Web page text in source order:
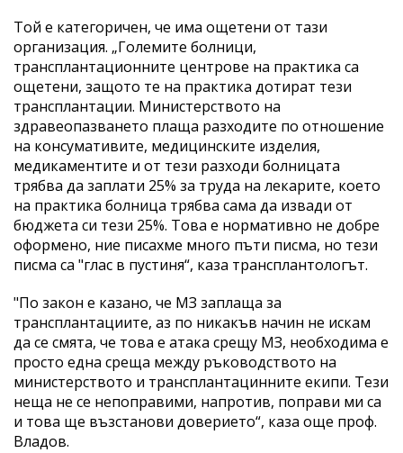
Той е категоричен, че има ощетени от тази
организация. „Големите болници,
трансплантационните центрове на практика са
ощетени, защото те на практика дотират тези
трансплантации. Министерството на
здравеопазването плаща разходите по отношение
на консумативите, медицинските изделия,
медикаментите и от тези разходи болницата
трябва да заплати 25% за труда на лекарите, което
на практика болница трябва сама да извади от
бюджета си тези 25%. Това е нормативно не добре
оформено, ние писахме много пъти писма, но тези
писма са "глас в пустиня“, каза трансплантологът.
"По закон е казано, че МЗ заплаща за
трансплантациите, аз по никакъв начин не искам
да се смята, че това е атака срещу МЗ, необходима е
просто една среща между ръководството на
министерството и трансплантацинните екипи. Тези
неща не се непоправими, напротив, поправи ми са
и това ще възстанови доверието“, каза още проф.
Владов.